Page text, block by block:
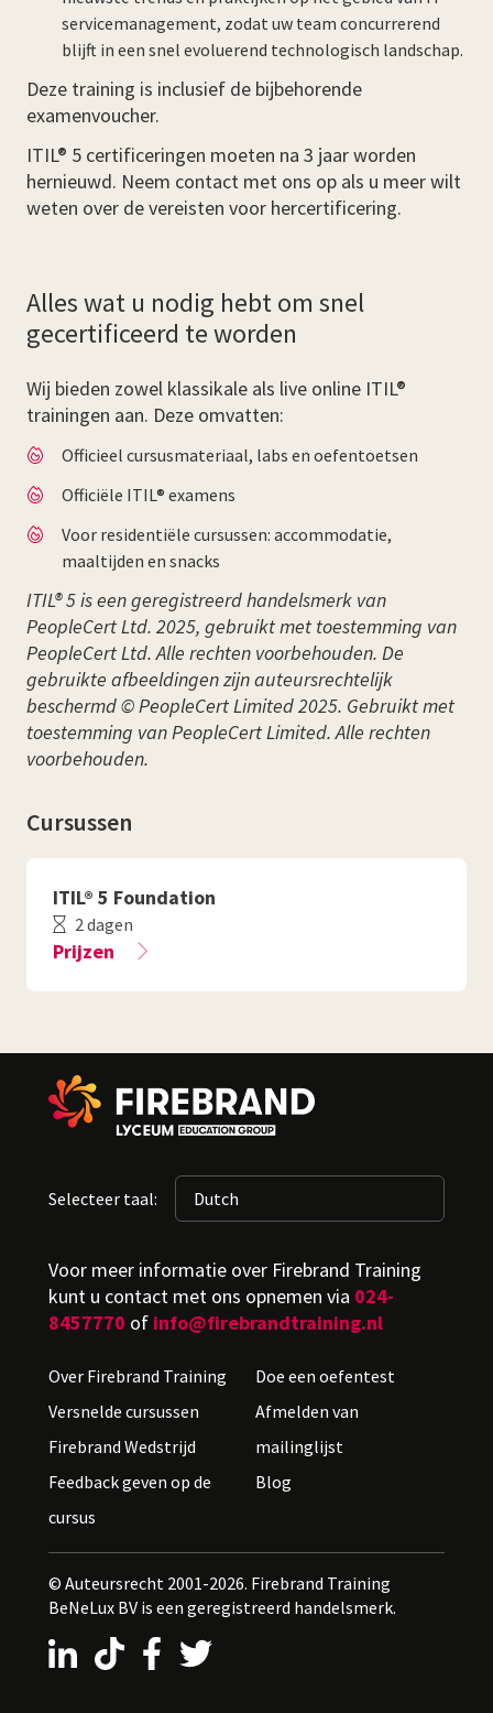
servicemanagement, zodat uw team concurrerend
blijft in een snel evoluerend technologisch landschap.
Deze training is inclusief de bijbehorende
examenvoucher.
ITIL® 5 certificeringen moeten na 3 jaar worden
hernieuwd. Neem contact met ons op als u meer wilt
weten over de vereisten voor hercertificering.
Alles wat u nodig hebt om snel
gecertificeerd te worden
Wij bieden zowel klassikale als live online ITIL®
trainingen aan. Deze omvatten:
Officieel cursusmateriaal, labs en oefentoetsen
Officiële ITIL® examens
Voor residentiële cursussen: accommodatie,
maaltijden en snacks
ITIL® 5 is een geregistreerd handelsmerk van
PeopleCert Ltd. 2025, gebruikt met toestemming van
PeopleCert Ltd. Alle rechten voorbehouden. De
gebruikte afbeeldingen zijn auteursrechtelijk
beschermd © PeopleCert Limited 2025. Gebruikt met
toestemming van PeopleCert Limited. Alle rechten
voorbehouden.
Cursussen
ITIL® 5 Foundation
2 dagen
Prijzen
Selecteer taal:
Voor meer informatie over Firebrand Training
kunt u contact met ons opnemen via 024-
8457770 of info@firebrandtraining.nl
Over Firebrand Training
Versnelde cursussen
Firebrand Wedstrijd
Feedback geven op de
cursus
Doe een oefentest
Afmelden van
mailinglijst
Blog
© Auteursrecht 2001-2026. Firebrand Training
BeNeLux BV is een geregistreerd handelsmerk.